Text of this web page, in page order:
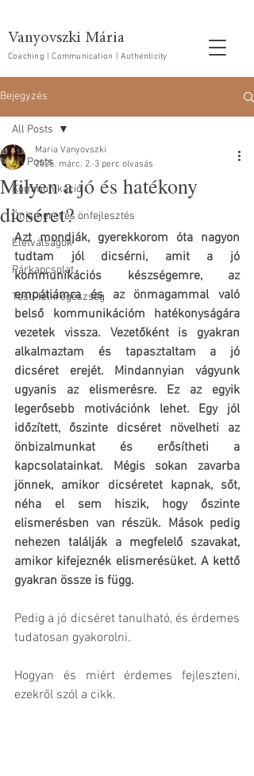
Vanyovszki Mária
Coaching | Communication | Authenticity
Bejegyzés
All Posts
Kommunikáció
Önismeret és önfejlesztés
Életválságok
Párkapcsolat
Testi-lelki egészség
All Posts
Milyen a jó és hatékony
dicséret?
Maria Vanyovszki
2025. márc. 2. 3 perc olvasás
Azt mondják, gyerekkorom óta nagyon
tudtam jól dicsérni, amit a jó
kommunikációs készségemre, az
empátiámra és az önmagammal való
belső kommunikációm hatékonyságára
vezetek vissza. Vezetőként is gyakran
alkalmaztam és tapasztaltam a jó
dicséret erejét. Mindannyian vágyunk
ugyanis az elismerésre. Ez az egyik
legerősebb motivációnk lehet. Egy jól
időzített, őszinte dicséret növelheti az
önbizalmunkat és erősítheti a
kapcsolatainkat. Mégis sokan zavarba
jönnek, amikor dicséretet kapnak, sőt,
néha el sem hiszik, hogy őszinte
elismerésben van részük. Mások pedig
nehezen találják a megfelelő szavakat,
amikor kifejeznék elismerésüket. A kettő
gyakran össze is függ.
Pedig a jó dicséret tanulható, és érdemes
tudatosan gyakorolni.
Hogyan és miért érdemes fejleszteni,
ezekről szól a cikk.